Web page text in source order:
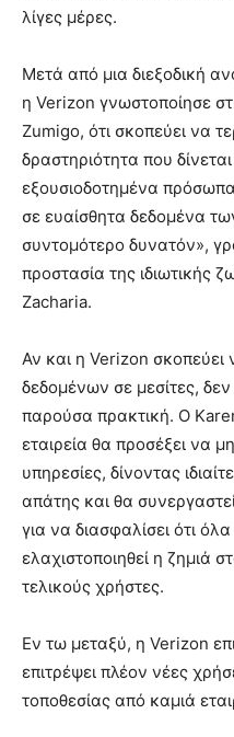
λίγες μέρες.
Μετά από μια διεξοδική
η Verizon γνωστοποίησε
Zumigo, ότι σκοπεύει να
δραστηριότητα που
εξουσιοδοτημένα
σε ευαίσθητα δεδομένα
συντομότερο δυνατόν»,
προστασία της ιδιωτικής
Zacharia.
Αν και η Verizon σκοπεύει
δεδομένων σε μεσίτες,
παρούσα πρακτική. Ο
εταιρεία θα προσέξει να
υπηρεσίες, δίνοντας
απάτης και θα
για να διασφαλίσει ότι
ελαχιστοποιηθεί η ζημιά
τελικούς χρήστες.
Εν τω μεταξύ, η Verizon
επιτρέψει πλέον νέες
τοποθεσίας από καμιά